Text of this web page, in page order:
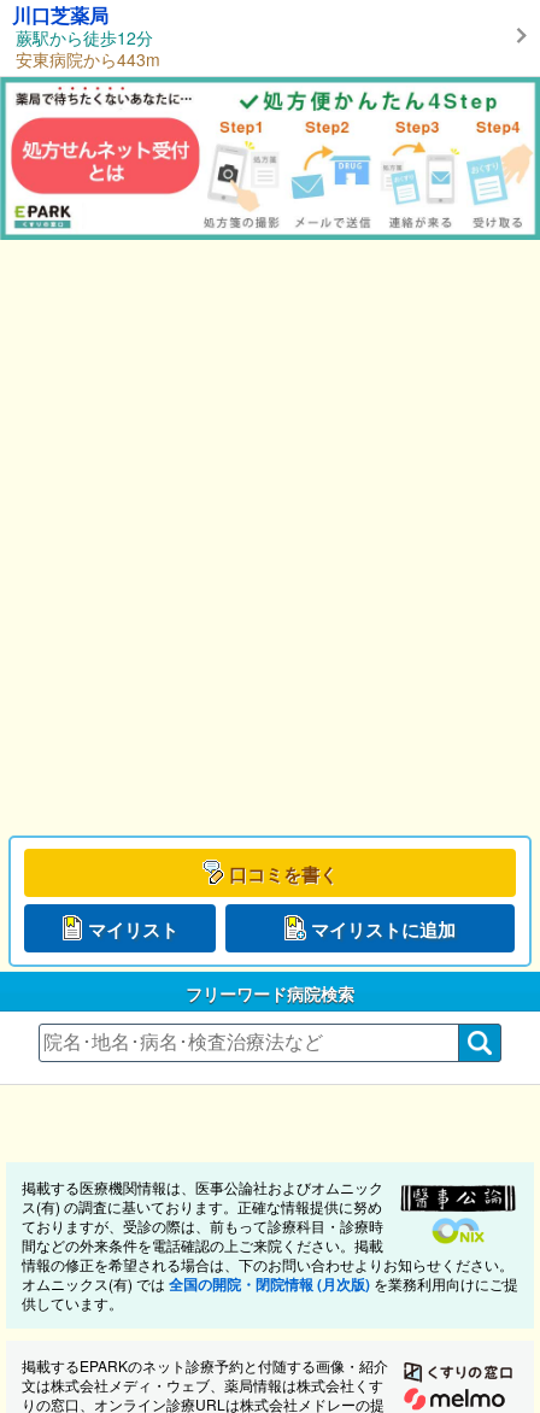
川口芝薬局
蕨駅から徒歩12分
安東病院から443m
口コミを書く
マイリスト マイリストに追加
フリーワード病院検索
掲載する医療機関情報は、医事公論社およびオムニック
ス(有) の調査に基いております。正確な情報提供に努め
ておりますが、受診の際は、前もって診療科目・診療時
間などの外来条件を電話確認の上ご来院ください。掲載
情報の修正を希望される場合は、下のお問い合わせよりお知らせください。
オムニックス(有) では 全国の開院・閉院情報 (月次版) を業務利用向けにご提
供しています。
掲載するEPARKのネット診療予約と付随する画像・紹介
文は株式会社メディ・ウェブ、薬局情報は株式会社くす
りの窓口、オンライン診療URLは株式会社メドレーの提